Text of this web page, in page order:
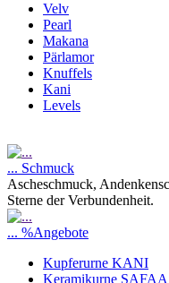
Velv
Pearl
Makana
Pärlamor
Knuffels
Kani
Levels
... Schmuck
Ascheschmuck,
Sterne der Verbundenheit.
... %Angebote
Kupferurne KANI
Keramikurne SAFAA